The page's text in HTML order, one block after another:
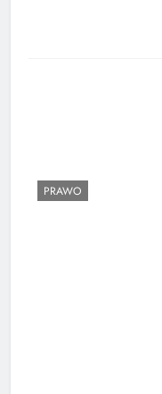
PRAWO